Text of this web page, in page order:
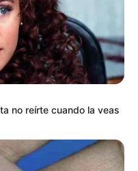
noticias que le
bien informado, por
de Alerta.
no reírte cuando la veas